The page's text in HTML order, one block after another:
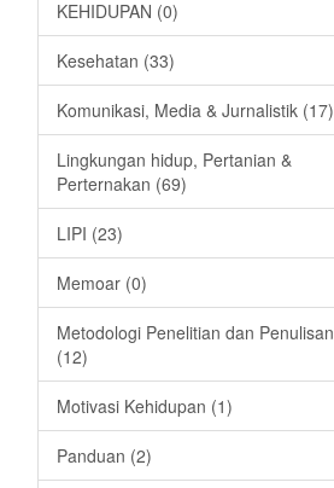
KEHIDUPAN (0)
Kesehatan (33)
Komunikasi, Media & Jurnalistik (17)
Lingkungan hidup, Pertanian &
Perternakan (69)
LIPI (23)
Memoar (0)
Metodologi Penelitian dan Penulisan
(12)
Motivasi Kehidupan (1)
Panduan (2)